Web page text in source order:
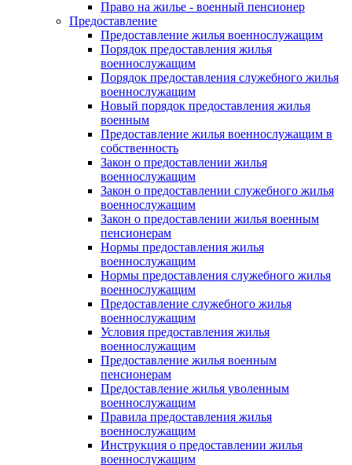
Право на жилье - военный пенсионер
Предоставление
Предоставление жилья военнослужащим
Порядок предоставления жилья
военнослужащим
Порядок предоставления служебного жилья
военнослужащим
Новый порядок предоставления жилья
военным
Предоставление жилья военнослужащим в
собственность
Закон о предоставлении жилья
военнослужащим
Закон о предоставлении служебного жилья
военнослужащим
Закон о предоставлении жилья военным
пенсионерам
Нормы предоставления жилья
военнослужащим
Нормы предоставления служебного жилья
военнослужащим
Предоставление служебного жилья
военнослужащим
Условия предоставления жилья
военнослужащим
Предоставление жилья военным
пенсионерам
Предоставление жилья уволенным
военнослужащим
Правила предоставления жилья
военнослужащим
Инструкция о предоставлении жилья
военнослужащим